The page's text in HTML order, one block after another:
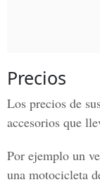
Precios
Los precios de
accesorios que
Por ejemplo un
una motocicleta